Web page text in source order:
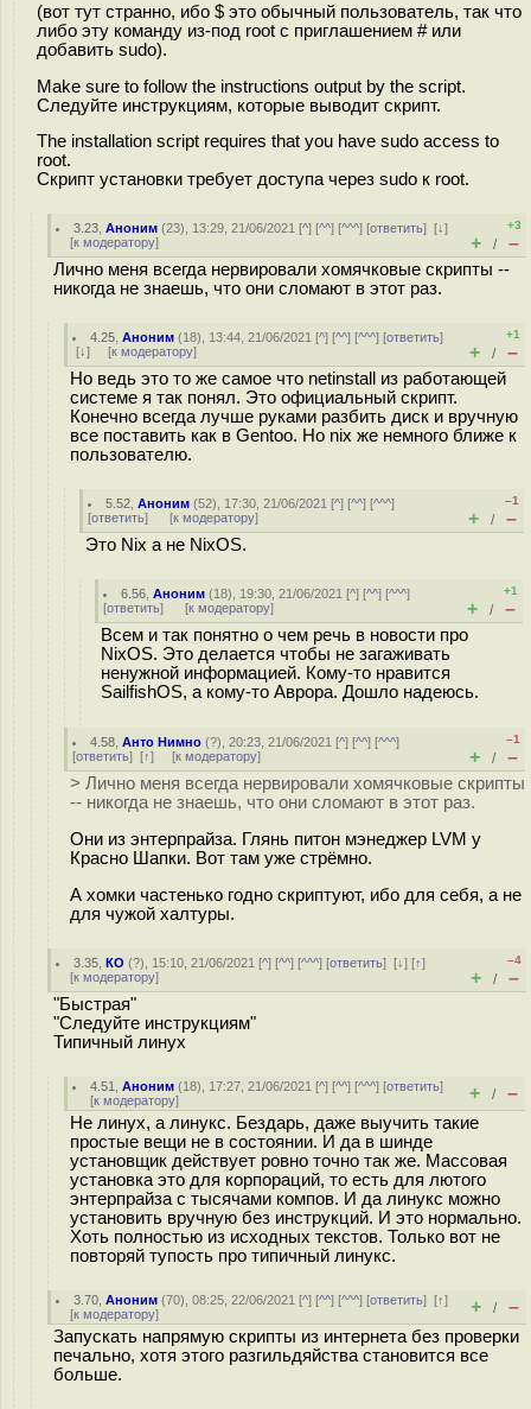
(вот тут странно, ибо $ это обычный пользователь, так что
либо эту команду из-под root с приглашением # или
добавить sudo).
Make sure to follow the instructions output by the script.
Следуйте инструкциям, которые выводит скрипт.
The installation script requires that you have sudo access to
root.
Скрипт установки требует доступа через sudo к root.
3.23 ,Аноним (23), 13:29, 21/06/2021 [^] [^^] [^^^] [ответить][↓]
[к модератору]
+3
+ / –
Лично меня всегда нервировали хомячковые скрипты --
никогда не знаешь, что они сломают в этот раз.
4.25 ,Аноним (18), 13:44, 21/06/2021 [^] [^^] [^^^] [ответить]
[↓] [к модератору]
+1
+ / –
Но ведь это то же самое что netinstall из работающей
системе я так понял. Это официальный скрипт.
Конечно всегда лучше руками разбить диск и вручную
все поставить как в Gentoo. Но nix же немного ближе к
пользователю.
5.52 ,Аноним (52), 17:30, 21/06/2021 [^] [^^] [^^^]
[ответить] [к модератору]
–1
+ / –
Это Nix а не NixOS.
6.56 ,Аноним (18), 19:30, 21/06/2021 [^] [^^] [^^^]
[ответить] [к модератору]
+1
+ / –
Всем и так понятно о чем речь в новости про
NixOS. Это делается чтобы не загаживать
ненужной информацией. Кому-то нравится
SailfishOS, а кому-то Аврора. Дошло надеюсь.
4.58 ,Анто Нимно (?), 20:23, 21/06/2021 [^] [^^] [^^^]
[ответить] [↑] [к модератору]
–1
+ / –
> Лично меня всегда нервировали хомячковые скрипты
-- никогда не знаешь, что они сломают в этот раз.
Они из энтерпрайза. Глянь питон мэнеджер LVM у
Красно Шапки. Вот там уже стрёмно.
А хомки частенько годно скриптуют, ибо для себя, а не
для чужой халтуры.
3.35 ,КО (?), 15:10, 21/06/2021 [^] [^^] [^^^] [ответить][↓] [↑]
[к модератору]
–4
+ / –
"Быстрая"
"Следуйте инструкциям"
Типичный линух
4.51 ,Аноним (18), 17:27, 21/06/2021 [^] [^^] [^^^] [ответить]
[к модератору] + / –
Не линух, а линукс. Бездарь, даже выучить такие
простые вещи не в состоянии. И да в шинде
установщик действует ровно точно так же. Массовая
установка это для корпораций, то есть для лютого
энтерпрайза с тысячами компов. И да линукс можно
установить вручную без инструкций. И это нормально.
Хоть полностью из исходных текстов. Только вот не
повторяй тупость про типичный линукс.
3.70 ,Аноним (70), 08:25, 22/06/2021 [^] [^^] [^^^] [ответить][↑]
[к модератору] + / –
Запускать напрямую скрипты из интернета без проверки
печально, хотя этого разгильдяйства становится все
больше.